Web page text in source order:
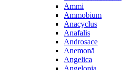
Ammi
Ammobium
Anacyclus
Anafalis
Androsace
Anemonă
Angelica
Angelonia